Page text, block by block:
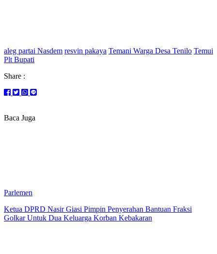
aleg partai Nasdem resvin pakaya Temani Warga Desa Tenilo Temui
Plt Bupati
Share :
Baca Juga
Parlemen
Ketua DPRD Nasir Giasi Pimpin Penyerahan Bantuan Fraksi
Golkar Untuk Dua Keluarga Korban Kebakaran